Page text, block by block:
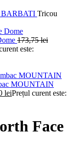
Tricou
173,75lei
este:
MOUNTAIN
leiPrețul curent este:
Face